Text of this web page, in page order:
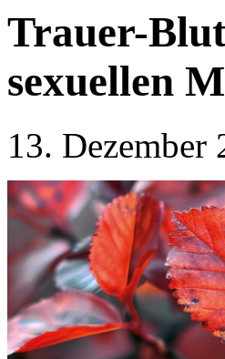
Trauer-
sexuellen
13. Dezember